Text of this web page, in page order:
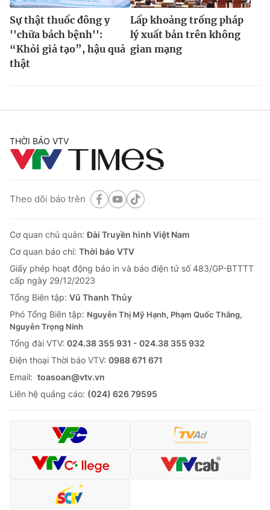
Sự thật thuốc đông y
''chữa bách bệnh'':
“Khỏi giả tạo”, hậu quả
thật
Lấp khoảng trống pháp
lý xuất bản trên không
gian mạng
THỜI BÁO VTV
Theo dõi báo trên
Cơ quan chủ quản:Đài Truyền hình Việt Nam
Cơ quan báo chí: Thời báo VTV
Giấy phép hoạt động báo in và báo điện tử số 483/GP-BTTTT
cấp ngày 29/12/2023
Tổng Biên tập: Vũ Thanh Thủy
Phó Tổng Biên tập: Nguyễn Thị Mỹ Hạnh, Phạm Quốc Thắng,
Nguyễn Trọng Ninh
Tổng đài VTV: 024.38 355 931 - 024.38 355 932
Ðiện thoại Thời báo VTV: 0988 671 671
Email: toasoan@vtv.vn
Liên hệ quảng cáo: (024) 626 79595